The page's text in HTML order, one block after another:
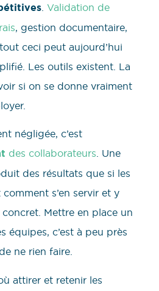
Validation de
, gestion documentaire,
ceci peut aujourd’hui
Les outils existent. La
si on se donne vraiment
négligée, c’est
des collaborateurs. Une
des résultats que si les
s’en servir et y
Mettre en place un
équipes, c’est à peu près
ne rien faire.
attirer et retenir les